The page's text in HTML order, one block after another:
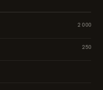
2 000
250